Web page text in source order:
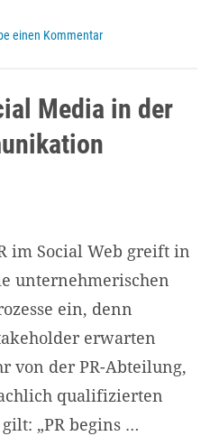
Buch
Google
Plus
effektiv
einen Kommentar
Media in der
im Social Web greift in
unternehmerischen
ein, denn
erwarten
von der PR-Abteilung,
qualifizierten
„PR begins …